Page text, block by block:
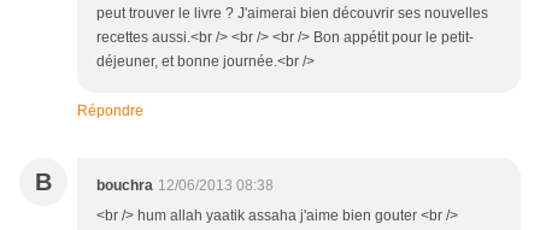
peut trouver le livre ? J'aimerai bien découvrir ses nouvelles
recettes aussi.<br /> <br /> <br /> Bon appétit pour le petit-
déjeuner, et bonne journée.<br />
Répondre
B bouchra 12/06/2013 08:38
<br /> hum allah yaatik assaha j'aime bien gouter <br />